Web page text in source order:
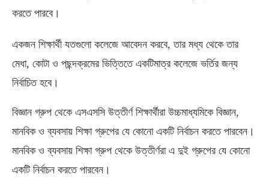
করতে পারবে।
একজন শিক্ষার্থী যতগুলো কলেজে আবেদন করবে,তার মধ্য থেকে তার
মেধা, কোটা ও পছন্দক্রমের ভিত্তিতে একটিমাত্র কলেজে ভর্তির জন্য
নির্বাচিত হবে।
বিজ্ঞান গ্রুপ থেকে এসএসসি উত্তীর্ণ শিক্ষার্থীরা উচ্চমাধ্যমিকে বিজ্ঞান,
মানবিক ও ব্যবসায় শিক্ষা গ্রুপের যে কোনো একটি নির্বাচন করতে পারবেন।
মানবিক ও ব্যবসায় শিক্ষা গ্রুপ থেকে উত্তীর্ণরা এ দুই গ্রুপের যে কোনো
একটি নির্বাচন করতে পারবেন।